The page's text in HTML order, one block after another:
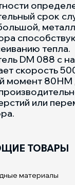
срок
тепла.
DM 088 с
скорость
момент 80НМ
или
ТОВАРЫ
материалы